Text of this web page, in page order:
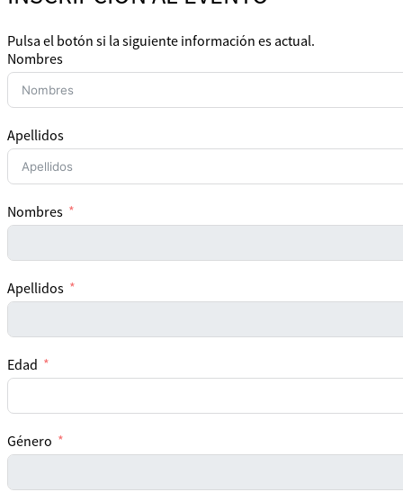
Pulsa el botón si la siguiente información es actual.
Nombres
Apellidos
Nombres
Apellidos
Edad
Género